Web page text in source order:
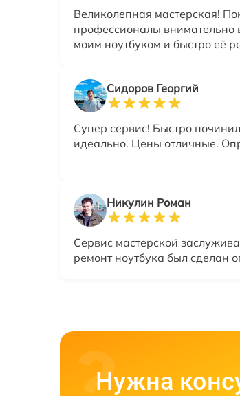
Великолепная мастерская!
профессионалы внимательно
моим ноутбуком и быстро её
Сидоров Георгий
Супер сервис! Быстро
идеально. Цены отличные.
Никулин Роман
Сервис мастерской
ремонт ноутбука был сделан
Нужна